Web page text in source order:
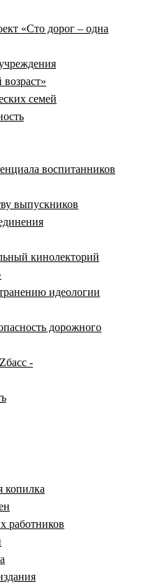
«Сто дорог – одна
семей
воспитанников
выпускников
кинолекторий
идеологии
дорожного
-
копилка
работников